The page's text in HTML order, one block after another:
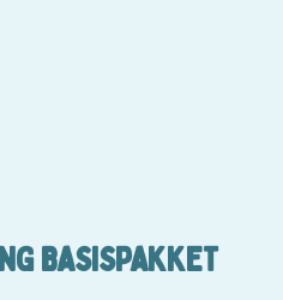
BASISPAKKET